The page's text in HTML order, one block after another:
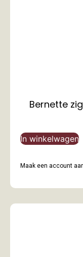
Bernette
In winkelwagen
Maak een account